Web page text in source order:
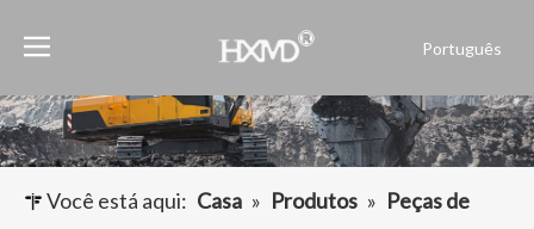
Português
العربية
Français
Pусский
Você está aqui: Casa » Produtos » Peças de